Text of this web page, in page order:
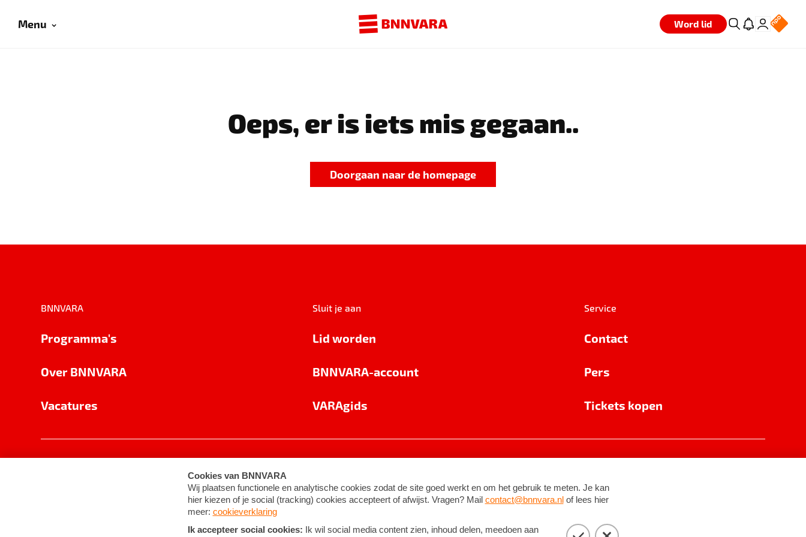
Menu Word lid
Oeps, er is iets mis gegaan..
Doorgaan naar de homepage
BNNVARA
Programma's
Over BNNVARA
Vacatures
Sluit je aan
Lid worden
BNNVARA-account
VARAgids
Service
Contact
Pers
Tickets kopen
Cookie-instellingen Algemene voorwaarden ©2026BNNVARA